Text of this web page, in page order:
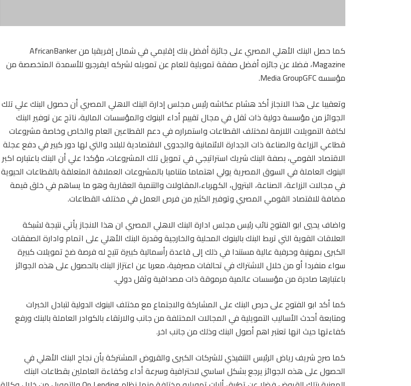
كما حصل البنك الأهلي المصري على جائزة أفضل بنك إقليمي في شمال إفريقيا من AfricanBanker
Magazine، فضلا عن جائزه أفضل صفقة تمويلية للعام عن تمويله لشركه ايفرجرو للأسمدة المتخصصة من
مؤسسه Media GroupGFC.
وتعقيبا على هذا الانجاز أكد هشام عكاشه رئيس مجلس إدارة البنك الاهلي المصري أن حصول البنك علي تلك
الجوائز من مؤسسة دولية ذات ثقل في مجال تقييم أداء البنوك والمؤسسات المالية، ناتج عن توفير البنك
لكافة التمويلات اللازمة لمختلف القطاعات واستمراره في دعم القطاعين العام والخاص وخاصة مشروعات
قطاعي الزراعة والصناعة ذات الجدارة الائتمانية والجدوى الاقتصادية للبلاد والتي لها دور كبير في دفع عجلة
الاقتصاد القومي، بصفة البنك شريك استراتيجي في تمويل تلك المشروعات، مؤكدا علي أن البنك باعتباره اكبر
البنوك العاملة في السوق المصرية يولي اهتماما متناميا بالمشروعات العملاقة المتعلقة بالقطاعات الحيوية
في مجالات الزراعة، الصناعة، البترول، الكهرباء،المقاولات والتنمية العقارية وهو ما يساهم في خلق قيمة
مضافة للاقتصاد القومي المصري وتوفير الكثير من فرص العمل في مختلف القطاعات.
واضاف يحيي ابو الفتوح نائب رئيس مجلس ادارة البنك الاهلي المصري ان هذا الانجاز يأتي نتيجة لشبكة
العلاقات القوية التي تربط البنك بالبنوك المحلية والخارجية وقدرة البنك الأهلي على اتمام وادارة الصفقات
الكبرى بمهنية وحرفية عالية مستندا في ذلك إلى قاعدة رأسمالية كبيرة تتيح له فرصة ضخ تمويلات كبيرة
سواء منفردا أو من خلال الاشتراك في تحالفات مصرفية، معربا عن اعتزاز البنك بالحصول على هذه الجوائز
باعتبارها صادرة من مؤسسات عالمية مرموقة ذات مصداقية وثقل دولي.
كما أكد ابو الفتوح على حرص البنك على المشاركة والاجتماع مع مختلف البنوك الدولية لتبادل الخبرات
ومتابعة أحدث الأساليب التمويلية في المجالات المختلفة من جانب والارتقاء بالكوادر العاملة بالبنك ورفع
كفاءتها حيث انها تعتبر اهم أصول البنك وذلك من جانب اخر.
كما صرح شريف رياض الرئيس التنفيذي للشركات الكبرى والقروض المشتركة بأن نجاح البنك الأهلي في
الحصول على هذه الجوائز يرجع بشكل اساسي لاحترافية وسرعة أداء وكفاءة العاملين بقطاعات البنك